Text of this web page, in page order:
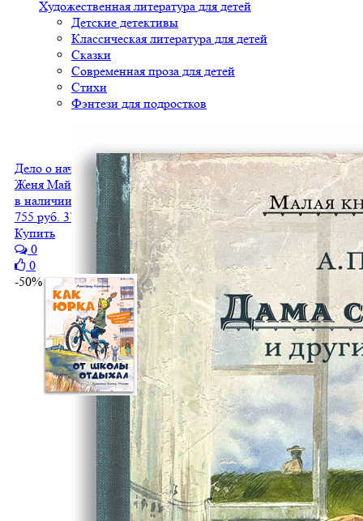
Художественная литература для детей
Детские детективы
Классическая литература для детей
Сказки
Современная проза для детей
Стихи
Фэнтези для подростков
Дело о начальной школе и другие истории Кати и Карлуши
Женя Майжук
в наличии
755 руб. 378 руб.
Купить
0
0
-50%